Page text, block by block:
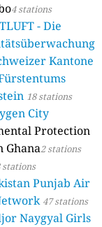
4 stations
- Die
Kantone
18 stations
City
Protection
Ghana2 stations
stations
Punjab Air
47 stations
Naygyal Girls